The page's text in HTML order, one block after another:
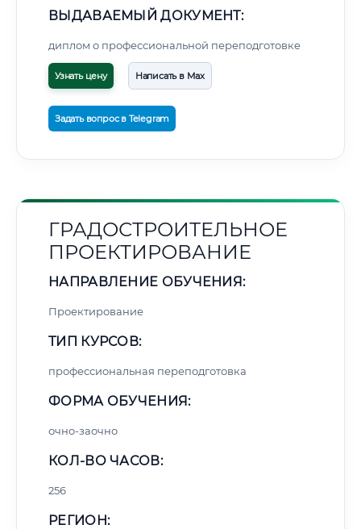
ВЫДАВАЕМЫЙ ДОКУМЕНТ:
диплом о профессиональной переподготовке
Узнать цену Написать в Max
Задать вопрос в Telegram
ГРАДОСТРОИТЕЛЬНОЕ
ПРОЕКТИРОВАНИЕ
НАПРАВЛЕНИЕ ОБУЧЕНИЯ:
Проектирование
ТИП КУРСОВ:
профессиональная переподготовка
ФОРМА ОБУЧЕНИЯ:
очно-заочно
КОЛ-ВО ЧАСОВ:
256
РЕГИОН: